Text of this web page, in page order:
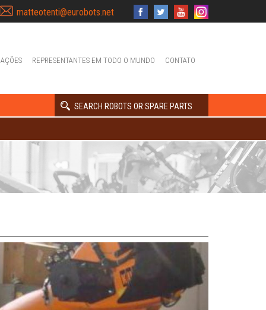
matteotenti@eurobots.net
REPRESENTANTES EM TODO O MUNDO CONTATO
SEARCH ROBOTS OR SPARE PARTS